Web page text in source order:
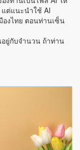
แต่แนะนำใช้ AI
องไทย ตอนท่านเซ็น
ยู่กับจำนวน ถ้าท่าน